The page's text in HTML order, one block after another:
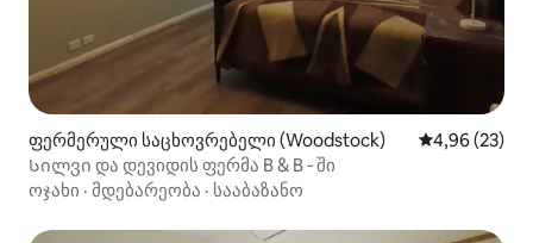
ფერმერული საცხოვრებელი (Woodstock) საშუალო
4,96 (23)
Სილვი და დევიდის ფერმა B & B ‑ ში
ოჯახი · მდებარეობა · სააბაზანო